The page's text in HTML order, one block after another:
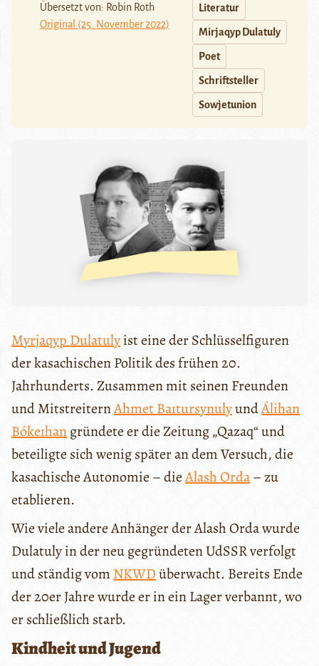
Übersetzt von: Robin Roth
Original (25. November 2022)
Literatur
Mirjaqyp Dulatuly
Poet
Schriftsteller
Sowjetunion
Myrjaqyp Dulatulyist eine der Schlüsselfiguren
der kasachischen Politik des frühen 20.
Jahrhunderts. Zusammen mit seinen Freunden
und MitstreiternAhmet BaıtursynulyundÁlihan
Bókeıhangründete er die Zeitung „Qazaq“ und
beteiligte sich wenig später an dem Versuch, die
kasachische Autonomie – dieAlash Orda– zu
etablieren.
Wie viele andere Anhänger der Alash Orda wurde
Dulatuly in der neu gegründeten UdSSR verfolgt
und ständig vom NKWDüberwacht. Bereits Ende
der 20er Jahre wurde er in ein Lager verbannt, wo
er schließlich starb.
Kindheit und Jugend